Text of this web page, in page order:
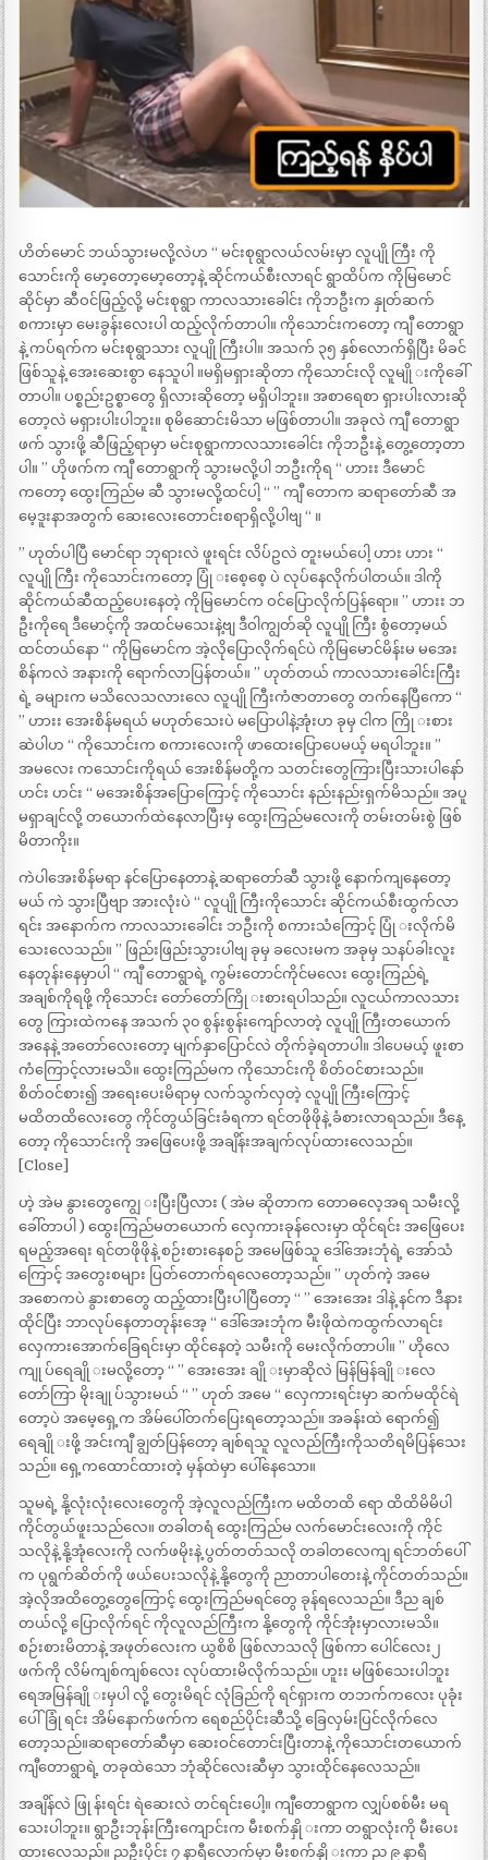
ဟိတ်မောင် ဘယ်သွားမလို့လဲဟ “ မင်းစုရွာလယ်လမ်းမှာ လူပျို ကြီး ကို
သောင်းကို မော့တော့မော့တော့နဲ့ ဆိုင်ကယ်စီးလာရင် ရွာထိပ်က ကိုမြမောင်
ဆိုင်မှာ ဆီဝင်ဖြည့်လို့ မင်းစုရွာ ကာလသားခေါင်း ကိုဘဦးက နှုတ်ဆက်
စကားမှာ မေးခွန်းလေးပါ ထည့်လိုက်တာပါ။ ကိုသောင်းကတော့ ကျီ တောရွာ
နဲ့ ကပ်ရက်က မင်းစုရွာသား လူပျို ကြီးပါ။ အသက် ၃၅ နှစ်လောက်ရှိပြီး မိခင်
ဖြစ်သူနဲ့ အေးဆေးစွာ နေသူပါ ။မရှိမရှားဆိုတာ ကိုသောင်းလို လူမျို းကိုခေါ်
တာပါ။ ပစ္စည်းဥစ္စာတွေ ရှိလားဆိုတော့ မရှိပါဘူး။ အစာရေစာ ရှားပါးလားဆို
တော့လဲ မရှားပါးပါဘူး။ စုမိဆောင်းမိသာ မဖြစ်တာပါ။ အခုလဲ ကျီ တောရွာ
ဖက် သွားဖို့ ဆီဖြည့်ရာမှာ မင်းစုရွာကာလသားခေါင်း ကိုဘဦးနဲ့ တွေ့တော့တာ
ပါ။ ” ဟိုဖက်က ကျီ တောရွာကို သွားမလို့ပါ ဘဦးကိုရ “ ဟားး ဒီမောင်
ကတော့ ထွေးကြည်မ ဆီ သွားမလို့ထင်ပါ့ “ ” ကျီ တောက ဆရာတော်ဆီ အ
မေ့ဒူးနာအတွက် ဆေးလေးတောင်းစရာရှိလို့ပါဗျ “ ။
” ဟုတ်ပါပြီ မောင်ရာ ဘုရားလဲ ဖူးရင်း လိပ်ဥလဲ တူးမယ်ပေါ့ ဟား ဟား “
လူပျို ကြီး ကိုသောင်းကတော့ ပြုံ းစေ့စေ့ ပဲ လုပ်နေလိုက်ပါတယ်။ ဒါကို
ဆိုင်ကယ်ဆီထည့်ပေးနေတဲ့ ကိုမြမောင်က ဝင်ပြောလိုက်ပြန်ရော။ ” ဟားး ဘ
ဦးကိုရေ ဒီမောင့်ကို အထင်မသေးနဲ့ဗျ ဒီဝါကျွတ်ဆို လူပျို ကြီး စွံတော့မယ်
ထင်တယ်နော “ ကိုမြမောင်က အဲ့လိုပြောလိုက်ရင်ပဲ ကိုမြမောင်မိန်းမ မအေး
စိန်ကလဲ အနားကို ရောက်လာပြန်တယ်။ ” ဟုတ်တယ် ကာလသားခေါင်းကြီး
ရဲ့ ခများက မသိလေသလားလေ လူပျို ကြီးကံဇာတာတွေ တက်နေပြီကော “
” ဟားး အေးစိန်မရယ် မဟုတ်သေးပဲ မပြောပါနဲ့အုံးဟ ခုမှ ငါက ကြို းစား
ဆဲပါဟ “ ကိုသောင်းက စကားလေးကို ဖာထေးပြောပေမယ့် မရပါဘူး။ ”
အမလေး ကသောင်းကိုရယ် အေးစိန်မတို့က သတင်းတွေကြားပြီးသားပါနော်
ဟင်း ဟင်း “ မအေးစိန်အပြောကြောင့် ကိုသောင်း နည်းနည်းရှက်မိသည်။ အပူ
မရှာချင်လို့ တယောက်ထဲနေလာပြီးမှ ထွေးကြည်မလေးကို တမ်းတမ်းစွဲ ဖြစ်
မိတာကိုး။
ကဲပါအေးစိန်မရာ နင်ပြောနေတာနဲ့ ဆရာတော်ဆီ သွားဖို့ နောက်ကျနေတော့
မယ် ကဲ သွားပြီဗျာ အားလုံးပဲ “ လူပျို ကြီးကိုသောင်း ဆိုင်ကယ်စီးထွက်လာ
ရင်း အနောက်က ကာလသားခေါင်း ဘဦးကို စကားသံကြောင့် ပြုံ းလိုက်မိ
သေးလေသည်။ ” ဖြည်းဖြည်းသွားပါဗျ ခုမှ ခလေးမက အခုမှ သနပ်ခါးလူး
နေတုန်းနေမှာပါ “ ကျီ တောရွာရဲ့ ကွမ်းတောင်ကိုင်မလေး ထွေးကြည်ရဲ့
အချစ်ကိုရဖို့ ကိုသောင်း တော်တော်ကြို းစားရပါသည်။ လူငယ်ကာလသား
တွေ ကြားထဲကနေ အသက် ၃၀ စွန်းစွန်းကျော်လာတဲ့ လူပျို ကြီးတယောက်
အနေနဲ့ အတော်လေးတော့ မျက်နှာပြောင်လဲ တိုက်ခဲ့ရတာပါ။ ဒါပေမယ့် ဖူးစာ
ကံကြောင့်လားမသိ။ ထွေးကြည်မက ကိုသောင်းကို စိတ်ဝင်စားသည်။
စိတ်ဝင်စား၍ အရေးပေးမိရာမှ လက်သွက်လှတဲ့ လူပျို ကြီးကြောင့်
မထိတထိလေးတွေ ကိုင်တွယ်ခြင်းခံရကာ ရင်တဖိုဖိုနဲ့ ခံစားလာရသည်။ ဒီနေ့
တော့ ကိုသောင်းကို အဖြေပေးဖို့ အချိန်းအချက်လုပ်ထားလေသည်။
[Close]
ဟဲ့ အဲမ နွားတွေကျွေ းပြီးပြီလား ( အဲမ ဆိုတာက တောဓလေ့အရ သမီးလို့
ခေါ်တာပါ ) ထွေးကြည်မတယောက် လှေကားခုန်လေးမှာ ထိုင်ရင်း အဖြေပေး
ရမည့်အရေး ရင်တဖိုဖိုနဲ့ စဉ်းစားနေစဉ် အမေဖြစ်သူ ဒေါ်အေးဘုံရဲ့ အော်သံ
ကြောင့် အတွေးစများ ပြတ်တောက်ရလေတော့သည်။ ” ဟုတ်ကဲ့ အမေ
အစောကပဲ နွားစာတွေ ထည့်ထားပြီးပါပြီတော့ “ ” အေးအေး ဒါနဲ့ နင်က ဒီနား
ထိုင်ပြီး ဘာလုပ်နေတာတုန်းအေ့ “ ဒေါ်အေးဘုံက မီးဖိုထဲကထွက်လာရင်း
လှေကားအောက်ခြေရင်းမှာ ထိုင်နေတဲ့ သမီးကို မေးလိုက်တာပါ။ ” ဟိုလေ
ကျု ပ်ရေချို းမလို့တော့ “ ” အေးအေး ချို းမှာဆိုလဲ မြန်မြန်ချို းလေ
တော်ကြာ မိုးချု ပ်သွားမယ် “ ” ဟုတ် အမေ “ လှေကားရင်းမှာ ဆက်မထိုင်ရဲ
တော့ပဲ အမေ့ရှေ့က အိမ်ပေါ်တက်ပြေးရတော့သည်။ အခန်းထဲ ရောက်၍
ရေချို းဖို့ အင်းကျီ ချွတ်ပြန်တော့ ချစ်ရသူ လူလည်ကြီးကိုသတိရမိပြန်သေး
သည်။ ရှေ့ကထောင်ထားတဲ့ မှန်ထဲမှာ ပေါ်နေသော။
သူမရဲ့ နို့လုံးလုံးလေးတွေကို အဲ့လူလည်ကြီးက မထိတထိ ရော ထိထိမိမိပါ
ကိုင်တွယ်ဖူးသည်လေ။ တခါတရံ ထွေးကြည်မ လက်မောင်းလေးကို ကိုင်
သလိုနဲ့ နို့အုံလေးကို လက်ဖမိုးနဲ့ ပွတ်တတ်သလို တခါတလေကျ ရင်ဘတ်ပေါ်
က ပုရွက်ဆိတ်ကို ဖယ်ပေးသလိုနဲ့ နို့တွေကို ညာတာပါတေးနဲ့ ကိုင်တတ်သည်။
အဲ့လိုအထိတွေ့တွေကြောင့် ထွေးကြည်မရင်တွေ ခုန်ရလေသည်။ ဒီည ချစ်
တယ်လို့ ပြောလိုက်ရင် ကိုလူလည်ကြီးက နို့တွေကို ကိုင်အုံးမှာလားမသိ။
စဉ်းစားမိတာနဲ့ အဖုတ်လေးက ယွစိစိ ဖြစ်လာသလို ဖြစ်ကာ ပေါင်လေး၂
ဖက်ကို လိမ်ကျစ်ကျစ်လေး လုပ်ထားမိလိုက်သည်။ ဟူးး မဖြစ်သေးပါဘူး
ရေအမြန်ချို းမှပါ လို့ တွေးမိရင် လုံခြည်ကို ရင်ရှားက တဘက်ကလေး ပုခုံး
ပေါ်ခြုံ ရင်း အိမ်နောက်ဖက်က ရေစည်ပိုင်းဆီသို့ ခြေလှမ်းပြင်လိုက်လေ
တော့သည်။ဆရာတော်ဆီမှာ ဆေးဝင်တောင်းပြီးတာနဲ့ ကိုသောင်းတယောက်
ကျီတောရွာရဲ့ တခုထဲသော ဘုံဆိုင်လေးဆီမှာ သွားထိုင်နေလေသည်။
အချိန်လဲ ဖြု န်းရင်း ရဲဆေးလဲ တင်ရင်းပေါ့။ ကျီတောရွာက လျှပ်စစ်မီး မရ
သေးပါဘူး။ ရွာဦးဘုန်းကြီးကျောင်းက မီးစက်နှို းကာ တရွာလုံးကို မီးပေး
ထားလေသည်။ ညဦးပိုင်း ၇ နာရီလောက်မှာ မီးစက်နှို းကာ ည ၉ နာရီ